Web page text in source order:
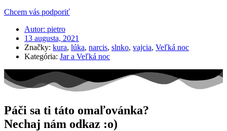
Chcem vás podporiť
Autor: pietro
13 augusta, 2021
Značky: kura, lúka, narcis, slnko, vajcia, Veľká noc
Kategória: Jar a Veľká noc
Páči sa ti táto omaľovánka?
Nechaj nám odkaz :o)